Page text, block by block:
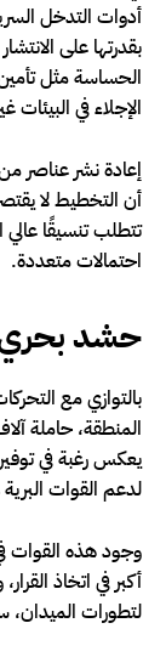
أدوات التدخل
بقدرتها على
الحساسة مثل
الإجلاء في البيئات
إعادة نشر عناصر
أن التخطيط لا
تتطلب تنسيقًا
احتمالات متعددة.
حشد بحري
بالتوازي مع
المنطقة، حاملة
يعكس رغبة في
لدعم القوات
وجود هذه القوات
أكبر في اتخاذ
لتطورات الميدان،